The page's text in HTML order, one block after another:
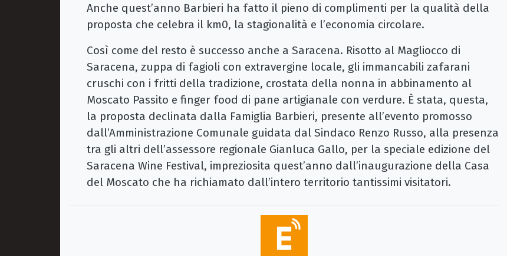
Anche quest’anno Barbieri ha fatto il pieno di complimenti per la qualità della
proposta che celebra il km0, la stagionalità e l’economia circolare.
Così come del resto è successo anche a Saracena. Risotto al Magliocco di
Saracena, zuppa di fagioli con extravergine locale, gli immancabili zafarani
cruschi con i fritti della tradizione, crostata della nonna in abbinamento al
Moscato Passito e finger food di pane artigianale con verdure. È stata, questa,
la proposta declinata dalla Famiglia Barbieri, presente all’evento promosso
dall’Amministrazione Comunale guidata dal Sindaco Renzo Russo, alla presenza
tra gli altri dell’assessore regionale Gianluca Gallo, per la speciale edizione del
Saracena Wine Festival, impreziosita quest’anno dall’inaugurazione della Casa
del Moscato che ha richiamato dall’intero territorio tantissimi visitatori.